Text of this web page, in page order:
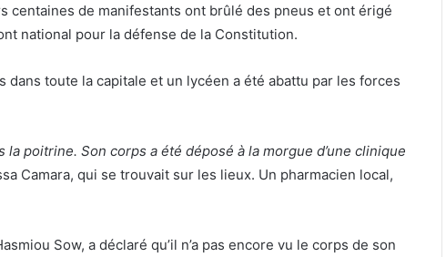
centaines de manifestants ont brûlé des pneus et ont érigé
national pour la défense de la Constitution.
toute la capitale et un lycéen a été abattu par les forces
la poitrine. Son corps a été déposé à la morgue d’une clinique
Camara, qui se trouvait sur les lieux. Un pharmacien local,
Sow, a déclaré qu’il n’a pas encore vu le corps de son